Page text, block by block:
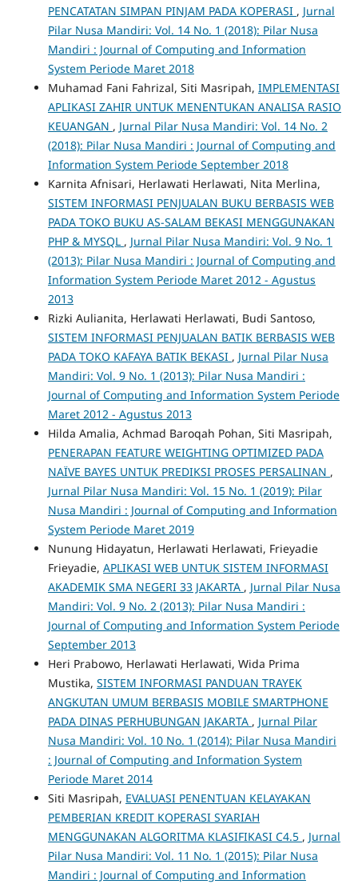
PENCATATAN SIMPAN PINJAM PADA KOPERASI , Jurnal
Pilar Nusa Mandiri: Vol. 14 No. 1 (2018): Pilar Nusa
Mandiri : Journal of Computing and Information
System Periode Maret 2018
Muhamad Fani Fahrizal, Siti Masripah, IMPLEMENTASI
APLIKASI ZAHIR UNTUK MENENTUKAN ANALISA RASIO
KEUANGAN , Jurnal Pilar Nusa Mandiri: Vol. 14 No. 2
(2018): Pilar Nusa Mandiri : Journal of Computing and
Information System Periode September 2018
Karnita Afnisari, Herlawati Herlawati, Nita Merlina,
SISTEM INFORMASI PENJUALAN BUKU BERBASIS WEB
PADA TOKO BUKU AS-SALAM BEKASI MENGGUNAKAN
PHP & MYSQL , Jurnal Pilar Nusa Mandiri: Vol. 9 No. 1
(2013): Pilar Nusa Mandiri : Journal of Computing and
Information System Periode Maret 2012 - Agustus
2013
Rizki Aulianita, Herlawati Herlawati, Budi Santoso,
SISTEM INFORMASI PENJUALAN BATIK BERBASIS WEB
PADA TOKO KAFAYA BATIK BEKASI , Jurnal Pilar Nusa
Mandiri: Vol. 9 No. 1 (2013): Pilar Nusa Mandiri :
Journal of Computing and Information System Periode
Maret 2012 - Agustus 2013
Hilda Amalia, Achmad Baroqah Pohan, Siti Masripah,
PENERAPAN FEATURE WEIGHTING OPTIMIZED PADA
NAÏVE BAYES UNTUK PREDIKSI PROSES PERSALINAN ,
Jurnal Pilar Nusa Mandiri: Vol. 15 No. 1 (2019): Pilar
Nusa Mandiri : Journal of Computing and Information
System Periode Maret 2019
Nunung Hidayatun, Herlawati Herlawati, Frieyadie
Frieyadie, APLIKASI WEB UNTUK SISTEM INFORMASI
AKADEMIK SMA NEGERI 33 JAKARTA , Jurnal Pilar Nusa
Mandiri: Vol. 9 No. 2 (2013): Pilar Nusa Mandiri :
Journal of Computing and Information System Periode
September 2013
Heri Prabowo, Herlawati Herlawati, Wida Prima
Mustika, SISTEM INFORMASI PANDUAN TRAYEK
ANGKUTAN UMUM BERBASIS MOBILE SMARTPHONE
PADA DINAS PERHUBUNGAN JAKARTA , Jurnal Pilar
Nusa Mandiri: Vol. 10 No. 1 (2014): Pilar Nusa Mandiri
: Journal of Computing and Information System
Periode Maret 2014
Siti Masripah, EVALUASI PENENTUAN KELAYAKAN
PEMBERIAN KREDIT KOPERASI SYARIAH
MENGGUNAKAN ALGORITMA KLASIFIKASI C4.5 , Jurnal
Pilar Nusa Mandiri: Vol. 11 No. 1 (2015): Pilar Nusa
Mandiri : Journal of Computing and Information